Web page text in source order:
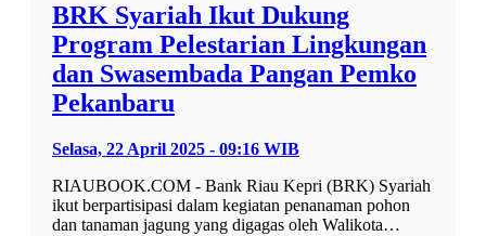
BRK Syariah Ikut Dukung
Program Pelestarian Lingkungan
dan Swasembada Pangan Pemko
Pekanbaru
Selasa, 22 April 2025 - 09:16 WIB
RIAUBOOK.COM - Bank Riau Kepri (BRK) Syariah
ikut berpartisipasi dalam kegiatan penanaman pohon
dan tanaman jagung yang digagas oleh Walikota…